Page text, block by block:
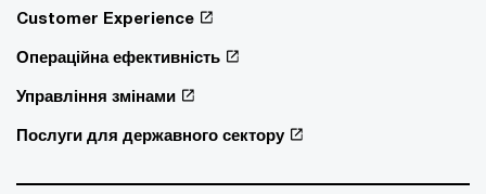
Customer Experience
Операційна ефективність
Управління змінами
Послуги для державного сектору